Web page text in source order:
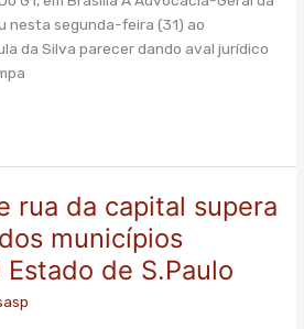
nesta segunda-feira (31) ao
da Silva parecer dando aval jurídico
rua da capital supera
municípios
Estado de S.Paulo